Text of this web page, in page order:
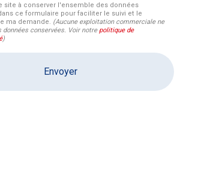
site à conserver l'ensemble des données
ce formulaire pour faciliter le suivi et le
ma demande. (Aucune exploitation commerciale ne
données conservées. Voir notre politique de
)